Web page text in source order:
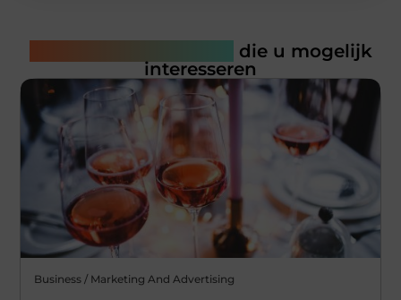
die u mogelijk
interesseren
Business / Marketing And Advertising